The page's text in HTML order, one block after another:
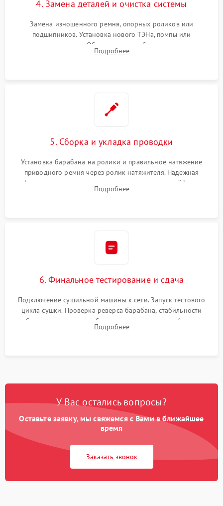
4. Замена деталей и очистка системы
Замена изношенного ремня, опорных роликов или
подшипников. Установка нового ТЭНа, помпы или
термодатчиков. Обязательная глубокая очистка
конденсатора, крыльчатки вентилятора и воздуховодов от
Подробнее
5. Сборка и укладка проводки
Установка барабана на ролики и правильное натяжение
приводного ремня через ролик натяжителя. Надежная
фиксация всех узлов, подключение клемм и шлейфов к
модулю управления. Монтаж корпусных панелей, люка и
Подробнее
6. Финальное тестирование и сдача
Подключение сушильной машины к сети. Запуск тестового
цикла сушки. Проверка реверса барабана, стабильности
набора температуры, работы дренажного насоса (откачка
конденсата) и отсутствия посторонних скрипов, стуков или
Подробнее
У Вас остались вопросы?
Оставьте заявку, мы свяжемся с Вами в ближайшее
время
Заказать звонок